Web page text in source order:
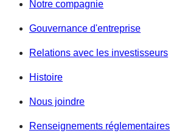
Notre compagnie
Gouvernance d'entreprise
Relations avec les investisseurs
Histoire
Nous joindre
Renseignements réglementaires